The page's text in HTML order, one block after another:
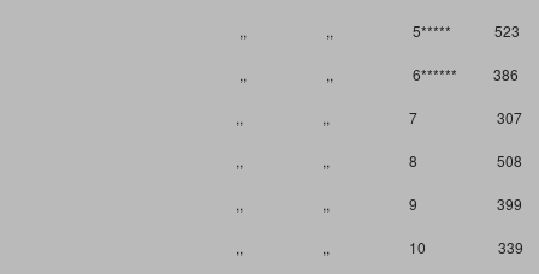
,, ,, 5***** 523
,, ,, 6****** 386
,, ,, 7 307
,, ,, 8 508
,, ,, 9 399
,, ,, 10 339